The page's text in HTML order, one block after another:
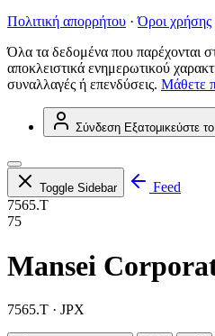
Πολιτική απορρήτου · Όροι χρήσης
Όλα τα δεδομένα που παρέχονται
αποκλειστικά ενημερωτικού
συναλλαγές ή επενδύσεις. Μάθετε
Σύνδεση Εξατομικεύστε
Toggle Sidebar
Feed
7565.T
75
Mansei
7565.T · JPX